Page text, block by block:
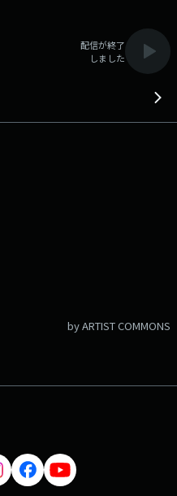
配信が終了
しました
by ARTIST COMMONS